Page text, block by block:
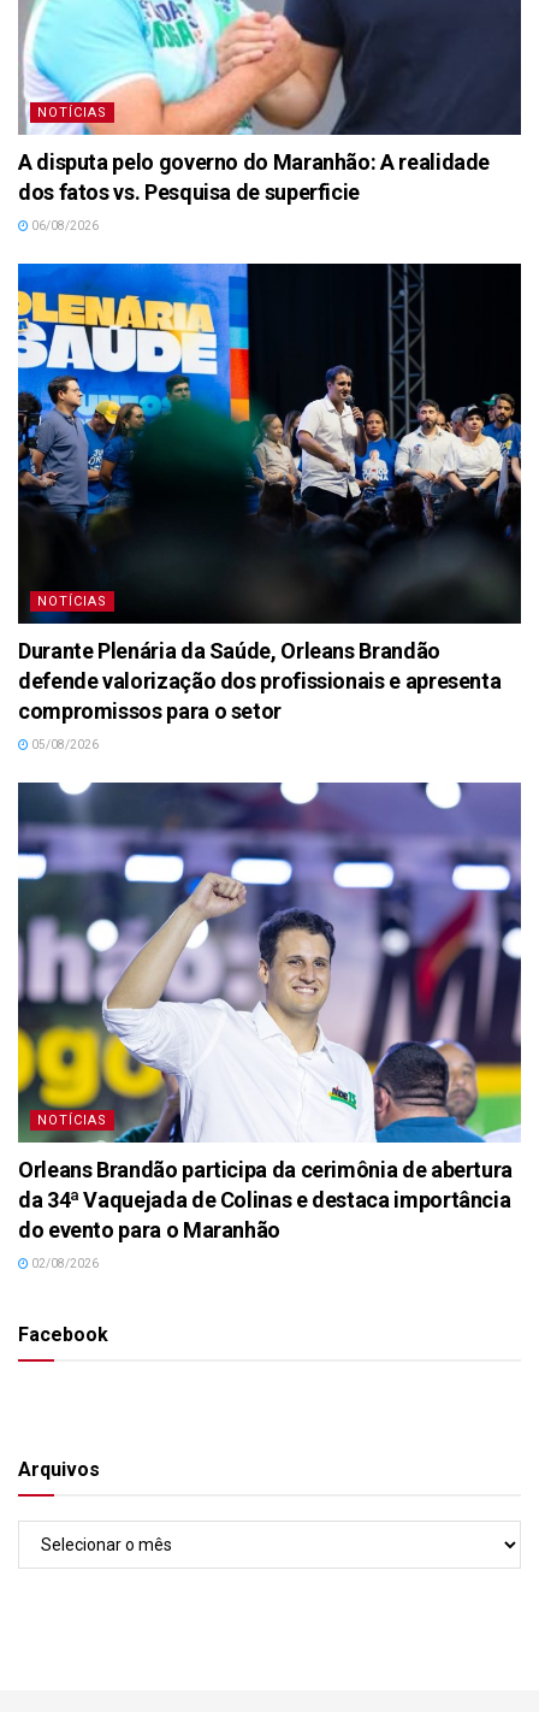
NOTÍCIAS
A disputa pelo governo do Maranhão: A realidade
dos fatos vs. Pesquisa de superficie
06/08/2026
NOTÍCIAS
Durante Plenária da Saúde, Orleans Brandão
defende valorização dos profissionais e apresenta
compromissos para o setor
05/08/2026
NOTÍCIAS
Orleans Brandão participa da cerimônia de abertura
da 34ª Vaquejada de Colinas e destaca importância
do evento para o Maranhão
02/08/2026
Facebook
Arquivos